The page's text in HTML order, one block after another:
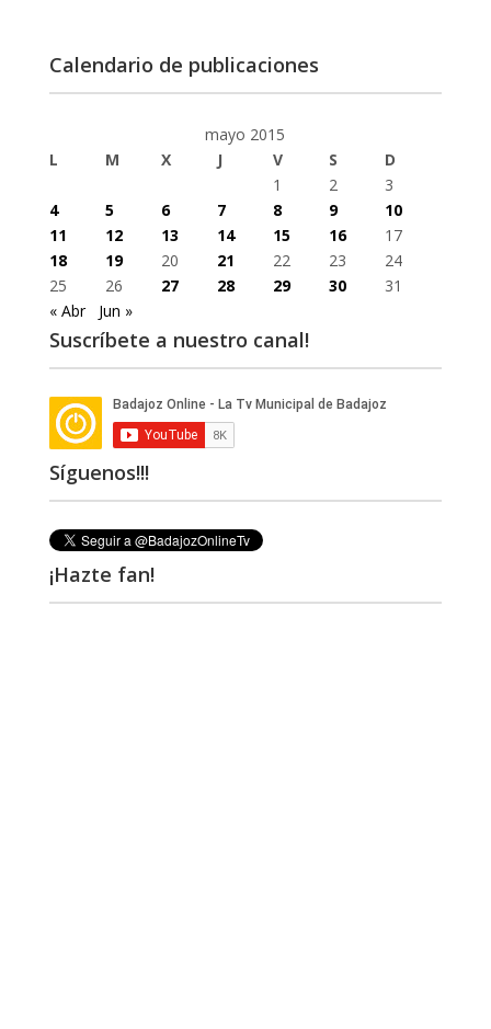
Calendario de publicaciones
mayo 2015
L
M X J V S
D
1
2
3
4
5 6 7 8 9
10
11
12 13 14 15 16
17
18
19 20 21 22 23
24
25
26 27 28 29 30
31
« Abr
Jun »
Suscríbete a nuestro canal!
Síguenos!!!
¡Hazte fan!